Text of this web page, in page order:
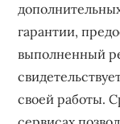
гарантии‚
выполненный
своей работы.